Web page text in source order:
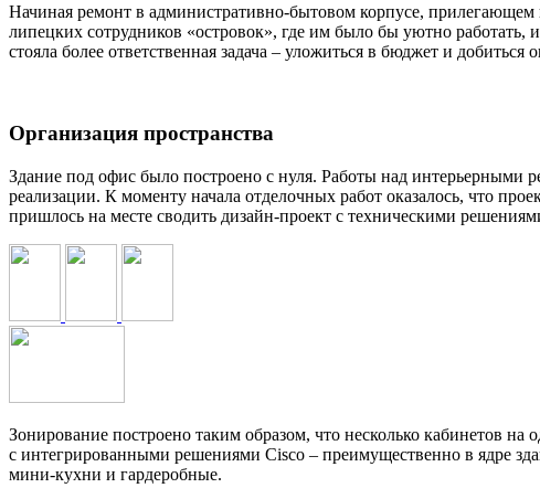
Начиная ремонт в административно-бытовом корпусе, прилегающем
липецких сотрудников «островок», где им было бы уютно работать,
стояла более ответственная задача – уложиться в бюджет и
Организация пространства
Здание под офис было построено с нуля. Работы над интерьерными
реализации. К моменту начала отделочных работ оказалось, что
пришлось на месте сводить дизайн-проект с техническими
Зонирование построено таким образом, что несколько кабинетов
с интегрированными решениями Cisco – преимущественно в ядре
мини-кухни и гардеробные.